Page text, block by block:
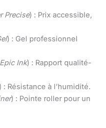
Precise) : Prix accessible,
) : Gel professionnel
Epic Ink) : Rapport qualité-
: Résistance à l’humidité.
) : Pointe roller pour un